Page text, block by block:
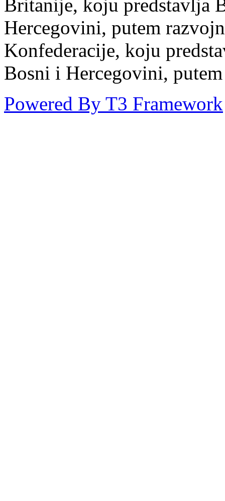
Britanije, koju predstavlja
Hercegovini, putem
Konfederacije, koju
Bosni i Hercegovini,
Powered By T3 Framework